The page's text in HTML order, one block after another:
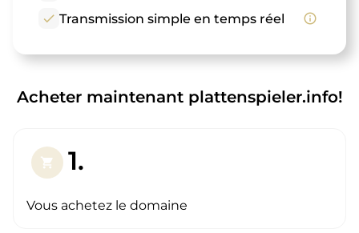
check Transmission simple en temps réel info_outline
Acheter maintenant plattenspieler.info!
shopping_cart 1.
Vous achetez le domaine